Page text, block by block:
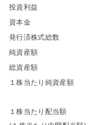
投資利益
資本金
発行済株式総数
純資産額
総資産額
１株当たり純資産額
１株当たり配当額